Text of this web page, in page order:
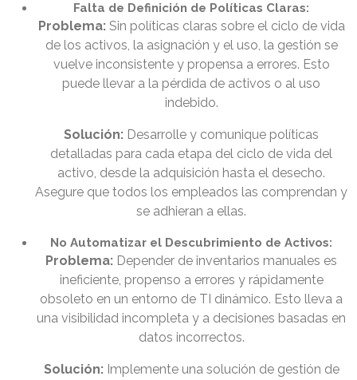
Falta de Definición de Políticas Claras:
Problema:Sin políticas claras sobre el ciclo de vida
de los activos, la asignación y el uso, la gestión se
vuelve inconsistente y propensa a errores. Esto
puede llevar a la pérdida de activos o al uso
indebido.
Solución: Desarrolle y comunique políticas
detalladas para cada etapa del ciclo de vida del
activo, desde la adquisición hasta el desecho.
Asegure que todos los empleados las comprendan y
se adhieran a ellas.
No Automatizar el Descubrimiento de Activos:
Problema: Depender de inventarios manuales es
ineficiente, propenso a errores y rápidamente
obsoleto en un entorno de TI dinámico. Esto lleva a
una visibilidad incompleta y a decisiones basadas en
datos incorrectos.
Solución:Implemente una solución de gestión de